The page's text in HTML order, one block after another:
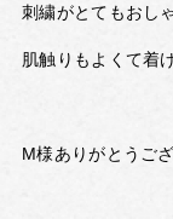
刺繍がとてもおし
肌触りもよくて着
M様ありがとうご